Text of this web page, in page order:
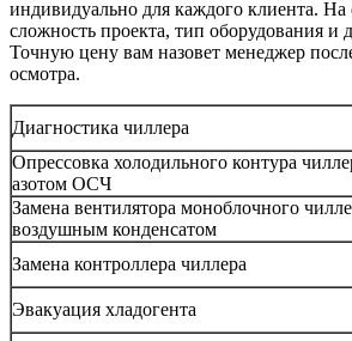
индивидуально для каждого клиента. На
сложность проекта, тип оборудования и
Точную цену вам назовет менеджер
осмотра.
Диагностика чиллера
Опрессовка холодильного контура
азотом ОСЧ
Замена вентилятора моноблочного
воздушным конденсатом
Замена контроллера чиллера
Эвакуация хладогента